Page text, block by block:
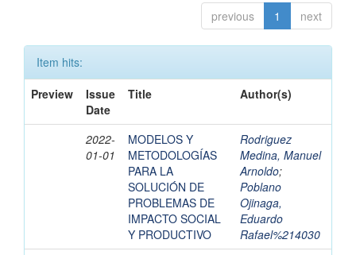
previous 1 next
Item hits:
Preview
Issue
Date
Title Author(s)
2022-
01-01
MODELOS Y
METODOLOGÍAS
PARA LA
SOLUCIÓN DE
PROBLEMAS DE
IMPACTO SOCIAL
Y PRODUCTIVO
Rodriguez
Medina, Manuel
Arnoldo;
Poblano
Ojinaga,
Eduardo
Rafael%214030